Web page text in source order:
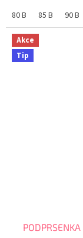
80 B
85 B 90 B
Akce
Tip